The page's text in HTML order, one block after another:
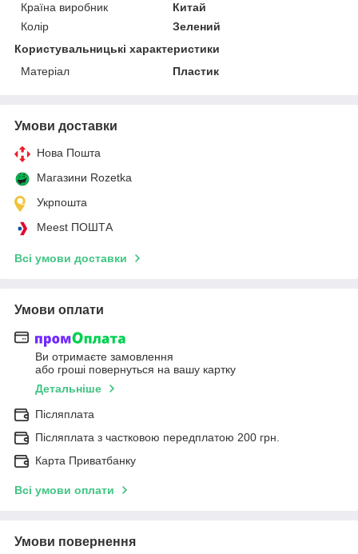
Країна виробник
Китай
Колір
Зелений
Користувальницькі характеристики
Матеріал
Пластик
Умови доставки
Нова Пошта
Магазини Rozetka
Укрпошта
Meest ПОШТА
Всі умови доставки
Умови оплати
Ви отримаєте замовлення
або гроші повернуться на вашу картку
Детальніше
Післяплата
Післяплата з частковою передплатою 200 грн.
Карта Приватбанку
Всі умови оплати
Умови повернення